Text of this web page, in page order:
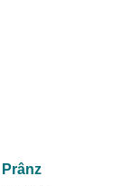
Prânz